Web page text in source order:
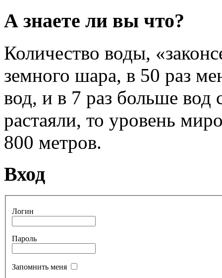
А знаете ли вы что?
Количество воды,
земного шара, в 50 раз
вод, и в 7 раз больше
растаяли, то уровень
800 метров.
Вход
Логин
Пароль
Запомнить меня